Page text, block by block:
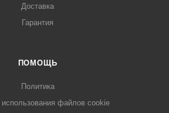
Доставка
Гарантия
ПОМОЩЬ
Политика
использования файлов cookie